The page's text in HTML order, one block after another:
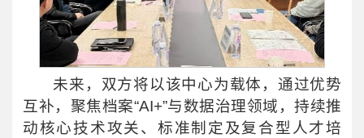
未来，双方将以该中心为载体，通过优势
互补，聚焦档案“AI+”与数据治理领域，持续推
动核心技术攻关、标准制定及复合型人才培